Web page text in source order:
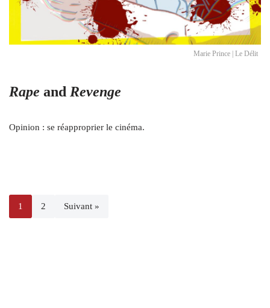
Marie Prince | Le Délit
Rape and Revenge
Opinion : se réapproprier le cinéma.
1 2 Suivant »